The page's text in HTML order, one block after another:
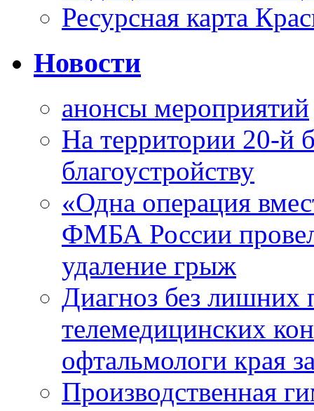
Ресурсная карта
Новости
анонсы мероприятий
На территории 20-й
благоустройству
«Одна операция
ФМБА России
удаление грыж
Диагноз без лишних
телемедицинских
офтальмологи края
Производственная